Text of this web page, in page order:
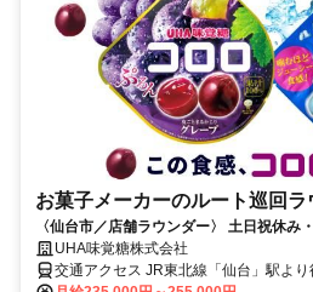
お菓子メーカーのルート巡回ラ
〈仙台市／店舗ラウンダー〉 土日祝休み
人気お菓子メーカーで安心スタート♪
UHA味覚糖株式会社
交通アクセス JR東北線「仙台」駅よ